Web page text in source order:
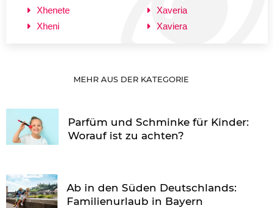
Xhenete
Xheni
Xaveria
Xaviera
MEHR AUS DER KATEGORIE
Parfüm und Schminke für Kinder:
Worauf ist zu achten?
Ab in den Süden Deutschlands:
Familienurlaub in Bayern